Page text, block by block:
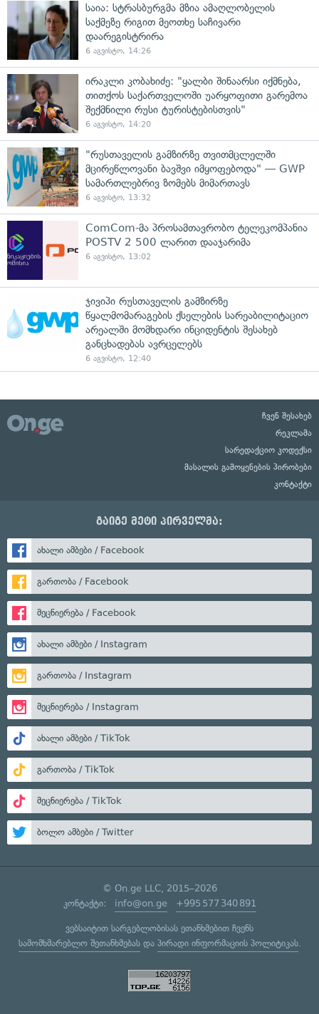
საია: სტრასბურგმა მზია ამაღლობელის
საქმეზე რიგით მეოთხე საჩივარი
დაარეგისტრირა
6 აგვისტო, 14:26
ირაკლი კობახიძე: "ყალბი შინაარსი იქმნება,
თითქოს საქართველოში უარყოფითი გარემოა
შექმნილი რუსი ტურისტებისთვის"
6 აგვისტო, 14:20
"რუსთაველის გამზირზე თვითმცლელში
მცირეწლოვანი ბავშვი იმყოფებოდა" — GWP
სამართლებრივ ზომებს მიმართავს
6 აგვისტო, 13:32
ComCom-მა პროსამთავრობო ტელეკომპანია
POSTV 2 500 ლარით დააჯარიმა
6 აგვისტო, 13:02
ჯივიპი რუსთაველის გამზირზე
წყალმომარაგების ქსელების სარეაბილიტაციო
არეალში მომხდარი ინციდენტის შესახებ
განცხადებას ავრცელებს
6 აგვისტო, 12:40
ჩვენ შესახებ
რეკლამა
სარედაქციო კოდექსი
მასალის გამოყენების პირობები
კონტაქტი
გაიგე მეტი პირველმა:
ახალი ამბები / Facebook
გართობა / Facebook
მეცნიერება / Facebook
ახალი ამბები / Instagram
გართობა / Instagram
მეცნიერება / Instagram
ახალი ამბები / TikTok
გართობა / TikTok
მეცნიერება / TikTok
ბოლო ამბები / Twitter
© On.ge LLC, 2015–2026
კონტაქტი: info@on.ge +995 577 340 891
ვებსაიტით სარგებლობისას ეთანხმებით ჩვენს
სამომხმარებლო შეთანხმებასდა პირადი ინფორმაციის პოლიტიკას.